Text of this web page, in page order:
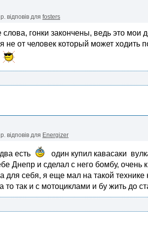
відповів для fosters
слова, гонки закончены, ведь это мои
не от человек который может ходить
відповів для Energizer
есть
один купил кавасаки
Днепр и сделал с него бомбу,
для себя, я еще мал на такой
то так и с мотоциклами и бу жить до